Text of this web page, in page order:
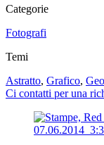
Categorie
Fotografi
Temi
Astratto, Grafico,
Ci contatti per una